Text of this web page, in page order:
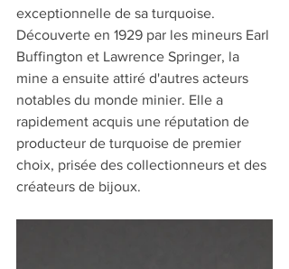
exceptionnelle de sa turquoise.
Découverte en 1929 par les mineurs Earl
Buffington et Lawrence Springer, la
mine a ensuite attiré d'autres acteurs
notables du monde minier. Elle a
rapidement acquis une réputation de
producteur de turquoise de premier
choix, prisée des collectionneurs et des
créateurs de bijoux.